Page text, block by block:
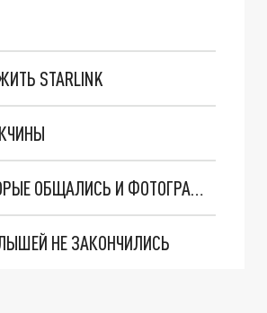
STARLINK
МОСКОВСКИЙ ЮРИСТ НАЗВАЛ МАРГИНАЛАМИ РОСТОВЧАН, КОТОРЫЕ ОБЩАЛИСЬ И ФОТОГРАФИРОВАЛИСЬ С ВАГНЕРОВЦАМИ
НЕ ЗАКОНЧИЛИСЬ